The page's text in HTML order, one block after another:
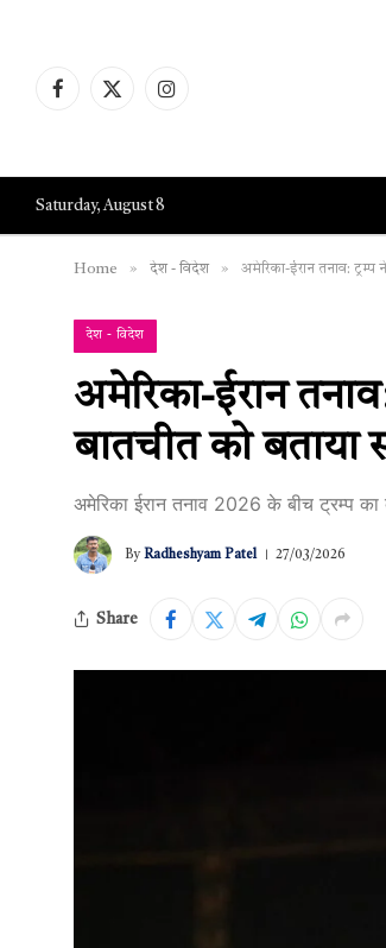
Facebook
X
Instagram
Saturday, August 8
Home » देश - विदेश » अमेरिका-ईरान तनाव:
देश - विदेश
अमेरिका-ईरान
बातचीत को बताया
अमेरिका ईरान तनाव 2026 के बीच ट्रम्प का
By Radheshyam Patel 27/03/2026
Share